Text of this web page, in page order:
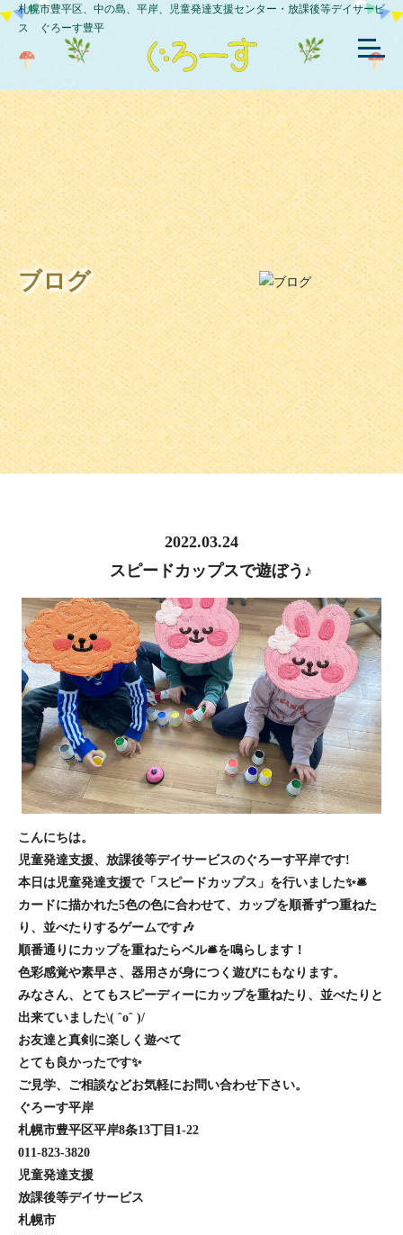
札幌市豊平区、中の島、平岸、児童発達支援センター・放課後等デイサービ
ス ぐろーす豊平
ブログ
2022.03.24
スピードカップスで遊ぼう♪
こんにちは。
児童発達支援、放課後等デイサービスのぐろーす平岸です!
本日は児童発達支援で「スピードカップス」を行いました✨🛎
カードに描かれた5色の色に合わせて、カップを順番ずつ重ねた
り、並べたりするゲームです🎶
順番通りにカップを重ねたらベル🛎を鳴らします！
色彩感覚や素早さ、器用さが身につく遊びにもなります。
みなさん、とてもスピーディーにカップを重ねたり、並べたりと
出来ていました\( ˆoˆ )/
お友達と真剣に楽しく遊べて
とても良かったです✨
ご見学、ご相談などお気軽にお問い合わせ下さい。
ぐろーす平岸
札幌市豊平区平岸8条13丁目1-22
011-823-3820
児童発達支援
放課後等デイサービス
札幌市